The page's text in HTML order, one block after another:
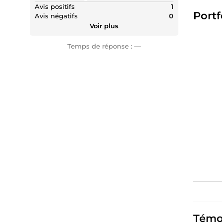
Avis positifs
1
Avis négatifs
0
Voir plus
Temps de réponse : —
Vos